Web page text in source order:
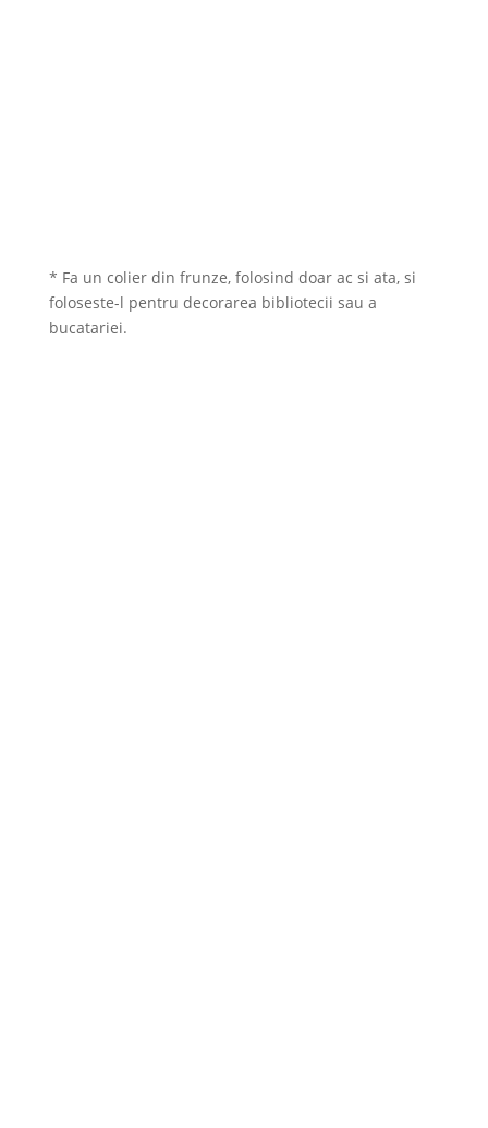
* Fa un colier din frunze, folosind doar ac si ata, si
foloseste-l pentru decorarea bibliotecii sau a
bucatariei.